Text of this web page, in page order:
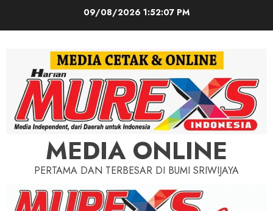
09/08/2026 1:52:08 PM
MEDIA ONLINE
PERTAMA DAN TERBESAR DI BUMI SRIWIJAYA